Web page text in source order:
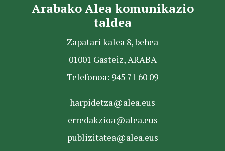
Arabako Alea komunikazio
taldea
Zapatari kalea 8, behea
01001 Gasteiz, ARABA
Telefonoa: 945 71 60 09
harpidetza@alea.eus
erredakzioa@alea.eus
publizitatea@alea.eus